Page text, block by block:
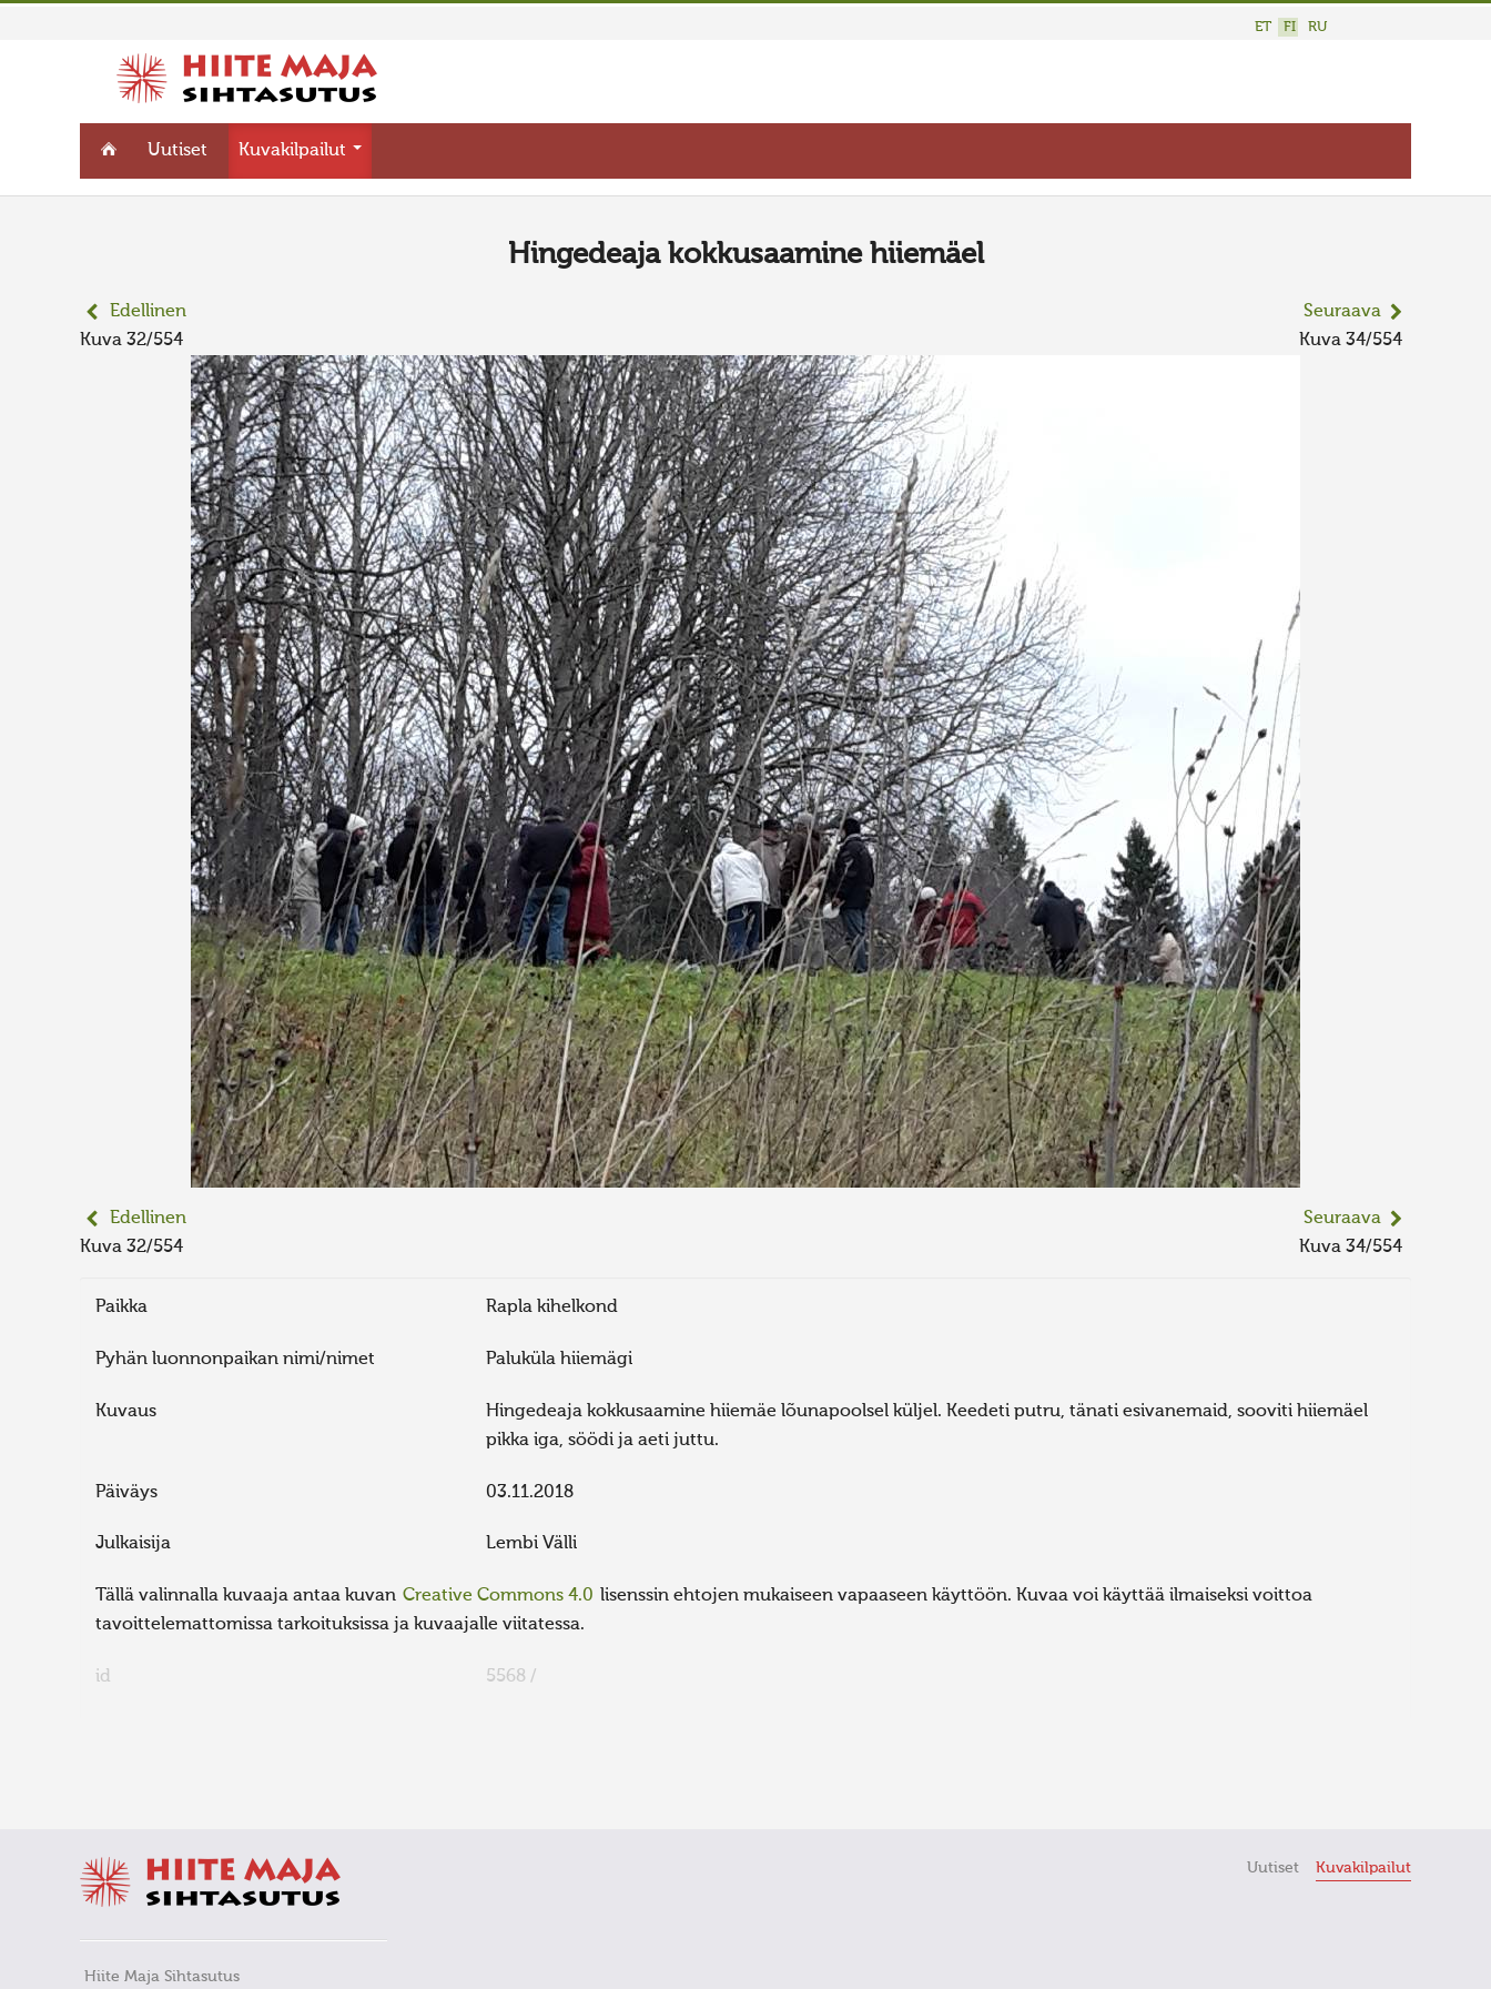
ET FI RU
Uutiset Kuvakilpailut
Hingedeaja kokkusaamine hiiemäel
Edellinen
Kuva 32/554
Seuraava
Kuva 34/554
Edellinen
Kuva 32/554
Seuraava
Kuva 34/554
Paikka Rapla kihelkond
Pyhän luonnonpaikan nimi/nimet Paluküla hiiemägi
Kuvaus
Hingedeaja kokkusaamine hiiemäe lõunapoolsel küljel. Keedeti putru, tänati esivanemaid, sooviti hiiemäel
pikka iga, söödi ja aeti juttu.
Päiväys 03.11.2018
Julkaisija Lembi Välli
Tällä valinnalla kuvaaja antaa kuvan Creative Commons 4.0 lisenssin ehtojen mukaiseen vapaaseen käyttöön. Kuvaa voi käyttää ilmaiseksi voittoa
tavoittelemattomissa tarkoituksissa ja kuvaajalle viitatessa.
id 5568 /
Hiite Maja Sihtasutus
Uutiset Kuvakilpailut